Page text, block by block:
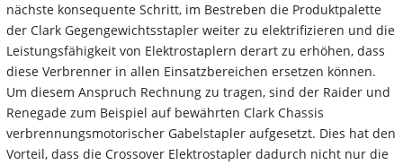
nächste konsequente Schritt, im Bestreben die Produktpalette
der Clark Gegengewichtsstapler weiter zu elektrifizieren und die
Leistungsfähigkeit von Elektrostaplern derart zu erhöhen, dass
diese Verbrenner in allen Einsatzbereichen ersetzen können.
Um diesem Anspruch Rechnung zu tragen, sind der Raider und
Renegade zum Beispiel auf bewährten Clark Chassis
verbrennungsmotorischer Gabelstapler aufgesetzt. Dies hat den
Vorteil, dass die Crossover Elektrostapler dadurch nicht nur die